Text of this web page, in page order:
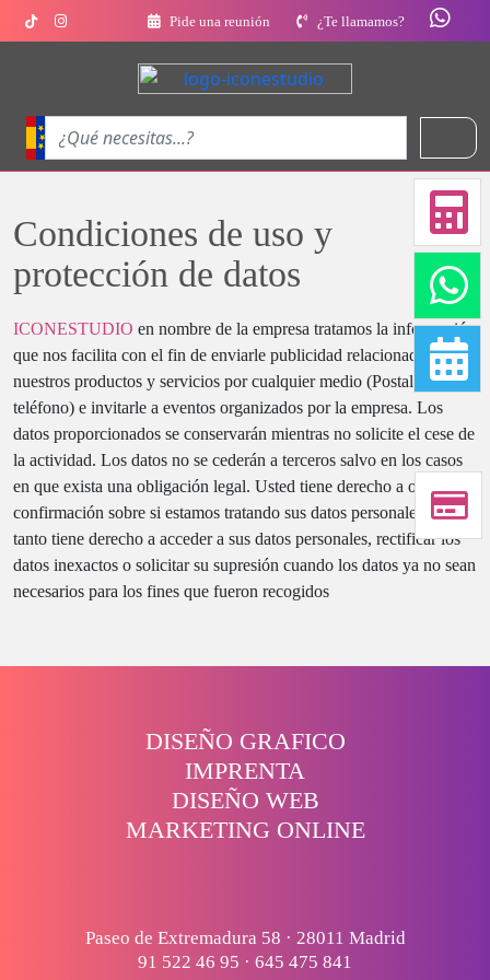
Pide una reunión ¿Te llamamos?
Condiciones de uso y
protección de datos
ICONESTUDIO en nombre de la empresa tratamos la información
que nos facilita con el fin de enviarle publicidad relacionada con
nuestros productos y servicios por cualquier medio (Postal, email o
teléfono) e invitarle a eventos organizados por la empresa. Los
datos proporcionados se conservarán mientras no solicite el cese de
la actividad. Los datos no se cederán a terceros salvo en los casos
en que exista una obligación legal. Usted tiene derecho a obtener
confirmación sobre si estamos tratando sus datos personales por
tanto tiene derecho a acceder a sus datos personales, rectificar los
datos inexactos o solicitar su supresión cuando los datos ya no sean
necesarios para los fines que fueron recogidos
DISEÑO GRAFICO
IMPRENTA
DISEÑO WEB
MARKETING ONLINE
Paseo de Extremadura 58 · 28011 Madrid
91 522 46 95 · 645 475 841